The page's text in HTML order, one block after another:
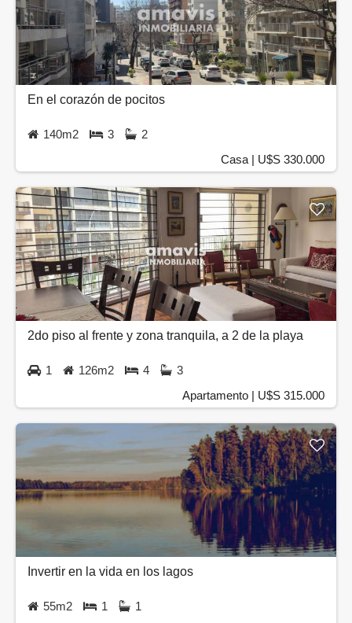
En el corazón de pocitos
140m2 3
2
Casa | U$S 330.000
2do piso al frente y zona tranquila, a 2 de la playa
1 126m2 4
3
Apartamento | U$S 315.000
Invertir en la vida en los lagos
55m2 1 1